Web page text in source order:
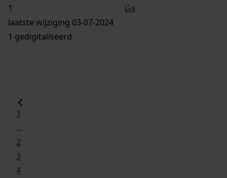
Ga
laatste wijziging 03-07-2024
1 gedigitaliseerd
1
...
2
3
4